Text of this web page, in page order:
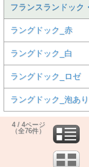
フランスランドック
ラングドック_赤
ラングドック_白
ラングドック_ロゼ
ラングドック_泡あり
4 / 4ページ
（全76件）